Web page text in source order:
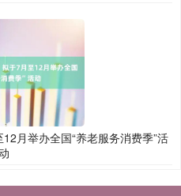
月举办全国“养老服务消费季”活